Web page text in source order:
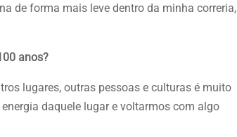
de forma mais leve dentro da minha correria,
anos?
lugares, outras pessoas e culturas é muito
daquele lugar e voltarmos com algo